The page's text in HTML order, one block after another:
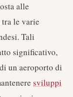
alle
tra le varie
Tali
significativo,
un aeroporto di
sviluppi